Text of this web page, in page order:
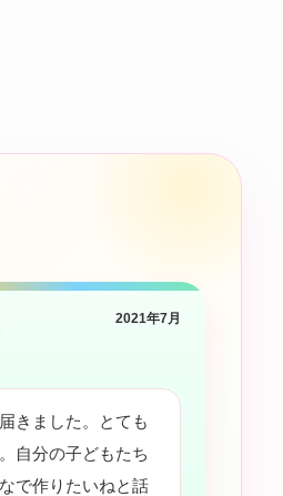
2021年7月
きました。とても
自分の子どもたち
で作りたいねと話